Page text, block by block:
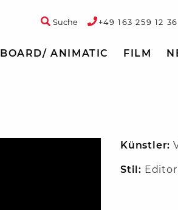
+49 163 259 12 36
Suche
ANIMATIC FILM
Künstler:
Stil: